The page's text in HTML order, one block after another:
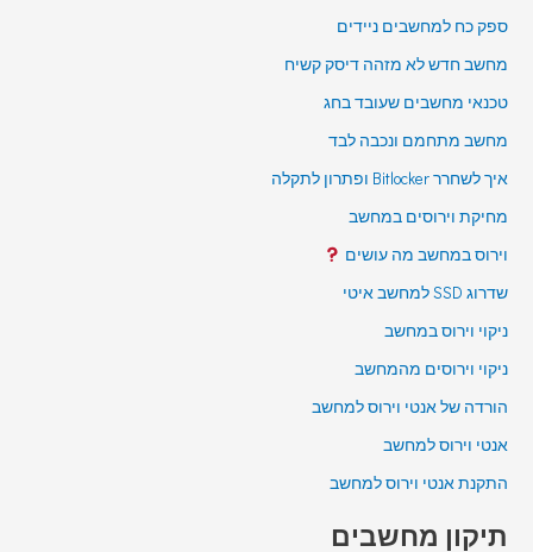
ספק כח למחשבים ניידים
מחשב חדש לא מזהה דיסק קשיח
טכנאי מחשבים שעובד בחג
מחשב מתחמם ונכבה לבד
איך לשחרר Bitlocker ופתרון לתקלה
מחיקת וירוסים במחשב
וירוס במחשב מה עושים
שדרוג SSD למחשב איטי
ניקוי וירוס במחשב
ניקוי וירוסים מהמחשב
הורדה של אנטי וירוס למחשב
אנטי וירוס למחשב
התקנת אנטי וירוס למחשב
תיקון מחשבים